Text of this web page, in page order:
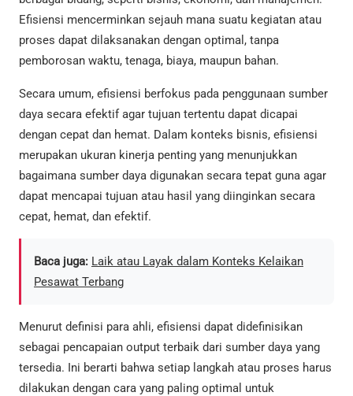
Efisiensi mencerminkan sejauh mana suatu kegiatan atau
proses dapat dilaksanakan dengan optimal, tanpa
pemborosan waktu, tenaga, biaya, maupun bahan.
Secara umum, efisiensi berfokus pada penggunaan sumber
daya secara efektif agar tujuan tertentu dapat dicapai
dengan cepat dan hemat. Dalam konteks bisnis, efisiensi
merupakan ukuran kinerja penting yang menunjukkan
bagaimana sumber daya digunakan secara tepat guna agar
dapat mencapai tujuan atau hasil yang diinginkan secara
cepat, hemat, dan efektif.
Baca juga: Laik atau Layak dalam Konteks Kelaikan
Pesawat Terbang
Menurut definisi para ahli, efisiensi dapat didefinisikan
sebagai pencapaian output terbaik dari sumber daya yang
tersedia. Ini berarti bahwa setiap langkah atau proses harus
dilakukan dengan cara yang paling optimal untuk